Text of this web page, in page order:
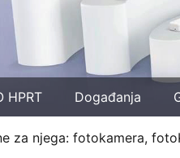
HPRT Događanja
za njega: fotokamera,